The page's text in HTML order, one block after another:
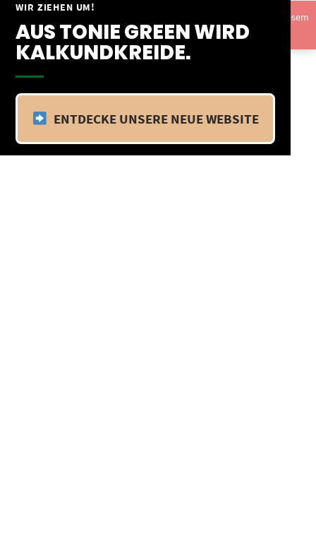
WIR ZIEHEN UM!
AUS TONIE GREEN WIRD
KALKUNDKREIDE.
ENTDECKE UNSERE NEUE WEBSITE
Springe
Inhalt
Vom 09.04.25 - 20.04.25 befinden wir uns im Betriebsurlaub. In diesem
Zeitraum findet kein Versand statt.Ausblenden